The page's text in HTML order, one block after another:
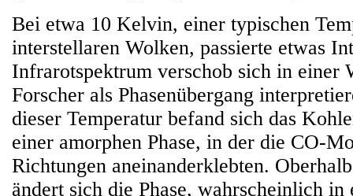
Bei etwa 10 Kelvin, einer typischen
interstellaren Wolken, passierte etwas
Infrarotspektrum verschob sich in einer
Forscher als Phasenübergang
dieser Temperatur befand sich das
einer amorphen Phase, in der die CO-
Richtungen aneinanderklebten.
ändert sich die Phase, wahrscheinlich in